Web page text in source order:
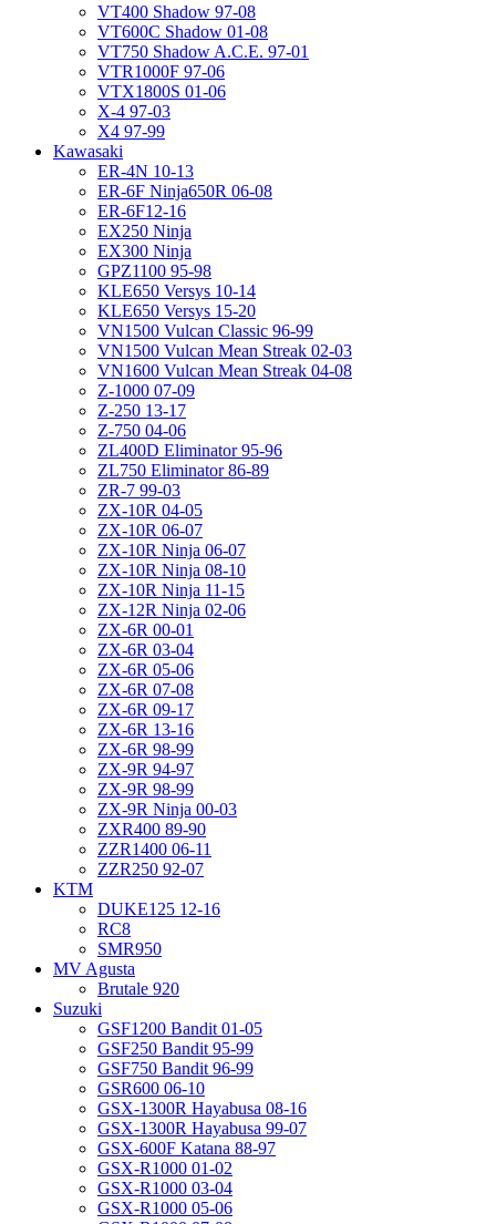
VT400 Shadow 97-08
VT600C Shadow 01-08
VT750 Shadow A.C.E. 97-01
VTR1000F 97-06
VTX1800S 01-06
X-4 97-03
X4 97-99
Kawasaki
ER-4N 10-13
ER-6F Ninja650R 06-08
ER-6F12-16
EX250 Ninja
EX300 Ninja
GPZ1100 95-98
KLE650 Versys 10-14
KLE650 Versys 15-20
VN1500 Vulcan Classic 96-99
VN1500 Vulcan Mean Streak 02-03
VN1600 Vulcan Mean Streak 04-08
Z-1000 07-09
Z-250 13-17
Z-750 04-06
ZL400D Eliminator 95-96
ZL750 Eliminator 86-89
ZR-7 99-03
ZX-10R 04-05
ZX-10R 06-07
ZX-10R Ninja 06-07
ZX-10R Ninja 08-10
ZX-10R Ninja 11-15
ZX-12R Ninja 02-06
ZX-6R 00-01
ZX-6R 03-04
ZX-6R 05-06
ZX-6R 07-08
ZX-6R 09-17
ZX-6R 13-16
ZX-6R 98-99
ZX-9R 94-97
ZX-9R 98-99
ZX-9R Ninja 00-03
ZXR400 89-90
ZZR1400 06-11
ZZR250 92-07
KTM
DUKE125 12-16
RC8
SMR950
MV Agusta
Brutale 920
Suzuki
GSF1200 Bandit 01-05
GSF250 Bandit 95-99
GSF750 Bandit 96-99
GSR600 06-10
GSX-1300R Hayabusa 08-16
GSX-1300R Hayabusa 99-07
GSX-600F Katana 88-97
GSX-R1000 01-02
GSX-R1000 03-04
GSX-R1000 05-06